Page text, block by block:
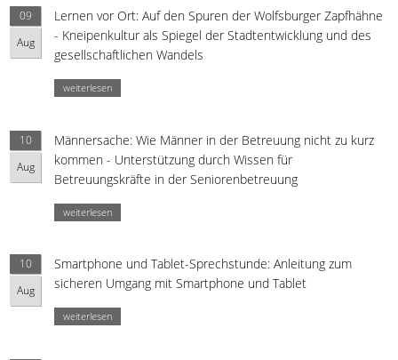
09
Aug
Lernen vor Ort: Auf den Spuren der Wolfsburger Zapfhähne
- Kneipenkultur als Spiegel der Stadtentwicklung und des
gesellschaftlichen Wandels
weiterlesen
10
Aug
Männersache: Wie Männer in der Betreuung nicht zu kurz
kommen - Unterstützung durch Wissen für
Betreuungskräfte in der Seniorenbetreuung
weiterlesen
10
Aug
Smartphone und Tablet-Sprechstunde: Anleitung zum
sicheren Umgang mit Smartphone und Tablet
weiterlesen